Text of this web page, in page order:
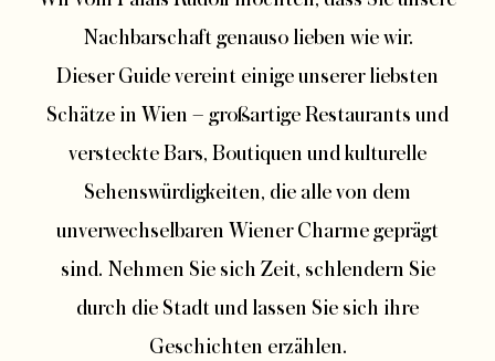
Nachbarschaft genauso lieben wie wir.
Dieser Guide vereint einige unserer liebsten
Schätze in Wien – großartige Restaurants und
versteckte Bars, Boutiquen und kulturelle
Sehenswürdigkeiten, die alle von dem
unverwechselbaren Wiener Charme geprägt
sind. Nehmen Sie sich Zeit, schlendern Sie
durch die Stadt und lassen Sie sich ihre
Geschichten erzählen.